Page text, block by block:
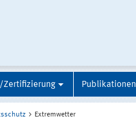
Zertifizierung Publikationen
Extremwetter